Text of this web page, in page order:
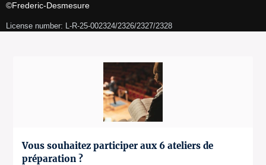
©Frederic-Desmesure
License number: L-R-25-002324/2326/2327/2328
Vous souhaitez participer aux 6 ateliers de
préparation ?